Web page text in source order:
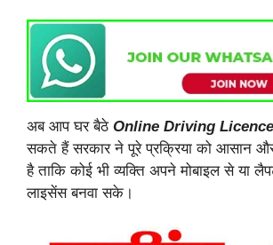
अब आप घर बैठे Online Driving
सकते हैं सरकार ने पूरे प्रक्रिया को आसान और
है ताकि कोई भी व्यक्ति अपने मोबाइल से या
लाइसेंस बनवा सके।